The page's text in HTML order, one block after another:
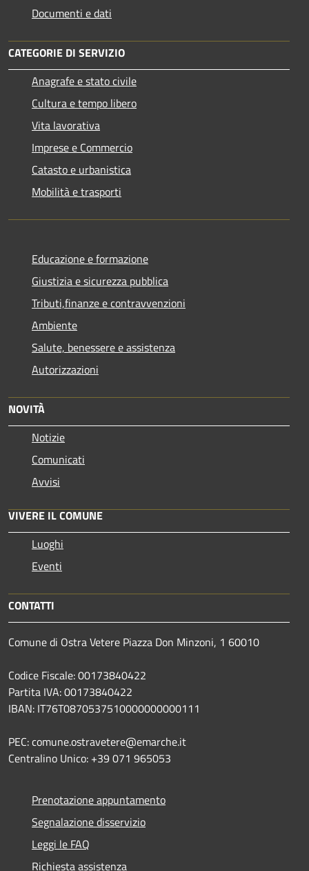
Documenti e dati
CATEGORIE DI SERVIZIO
Anagrafe e stato civile
Cultura e tempo libero
Vita lavorativa
Imprese e Commercio
Catasto e urbanistica
Mobilità e trasporti
Educazione e formazione
Giustizia e sicurezza pubblica
Tributi,finanze e contravvenzioni
Ambiente
Salute, benessere e assistenza
Autorizzazioni
NOVITÀ
Notizie
Comunicati
Avvisi
VIVERE IL COMUNE
Luoghi
Eventi
CONTATTI
Comune di Ostra Vetere Piazza Don Minzoni, 1 60010
Codice Fiscale: 00173840422
Partita IVA: 00173840422
IBAN: IT76T0870537510000000000111
PEC: comune.ostravetere@emarche.it
Centralino Unico: +39 071 965053
Prenotazione appuntamento
Segnalazione disservizio
Leggi le FAQ
Richiesta assistenza